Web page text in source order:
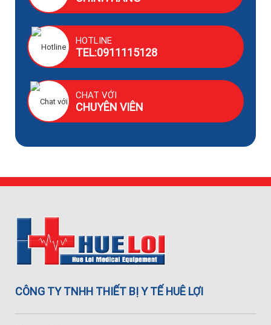
HOTLINE
TEL:0911115128
CHAT VỚI
CHUYÊN VIÊN
CÔNG TY TNHH THIẾT BỊ Y TẾ HUÊ LỢI